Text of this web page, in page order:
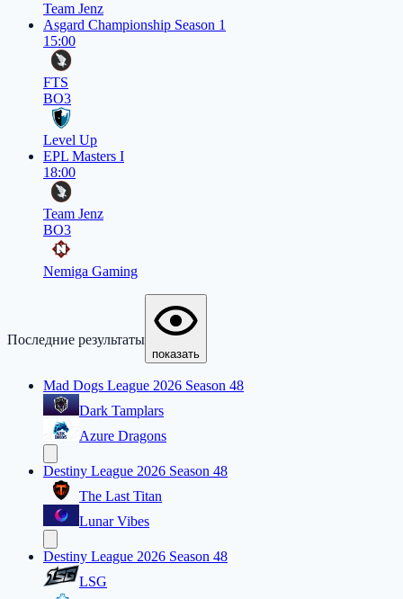
Team Jenz
Asgard Championship Season 1
15:00
FTS
BO3
Level Up
EPL Masters I
18:00
Team Jenz
BO3
Nemiga Gaming
Последние результаты
показать
Mad Dogs League 2026 Season 48
Dark Tamplars
Azure Dragons
Destiny League 2026 Season 48
The Last Titan
Lunar Vibes
Destiny League 2026 Season 48
LSG